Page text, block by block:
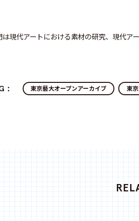
は現代アートにおける素材の研究、現代ア
： 東京藝大オープンアーカイブ 東